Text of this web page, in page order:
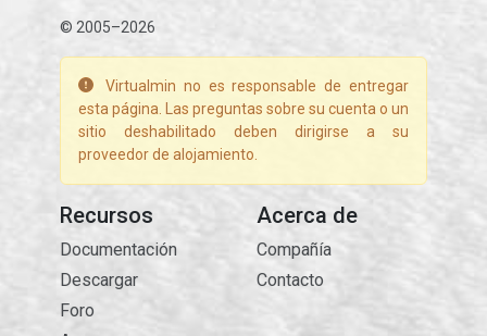
© 2005–2026
Virtualmin no es responsable de entregar
esta página. Las preguntas sobre su cuenta o un
sitio deshabilitado deben dirigirse a su
proveedor de alojamiento.
Recursos
Documentación
Descargar
Foro
Acerca de
Compañía
Contacto